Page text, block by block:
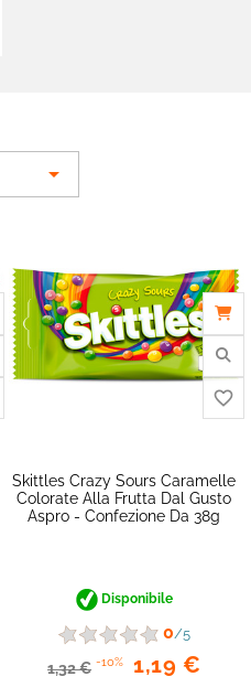

Skittles Crazy Sours Caramelle
Colorate Alla Frutta Dal Gusto
Aspro - Confezione Da 38g
Disponibile
0/5
1,32 € -10% 1,19 €